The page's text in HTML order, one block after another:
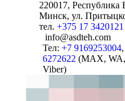
220017, Республика
Минск, ул.
тел. +375 17 3420121
info@asdteh.com
Тел: +7 9169253004,
6272622 (MAX, WA,
Viber)